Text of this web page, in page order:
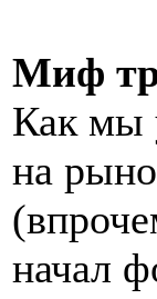
Миф
Как мы
на
начал